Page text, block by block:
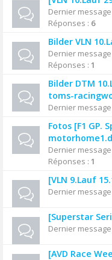
Dernier
Réponses : 6
Bilder VLN
Dernier
Réponses : 1
Bilder DTM
toms-
Dernier
Fotos [F1 GP.
Dernier
Réponses : 1
[VLN 9.Lauf
Dernier
[Superstar
Dernier
[AVD Race